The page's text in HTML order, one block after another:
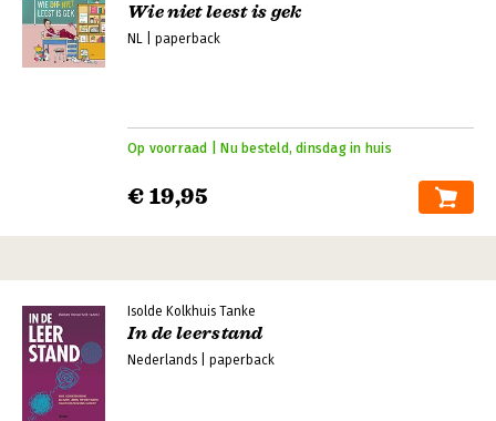
Wie niet leest is gek
NL | paperback
Op voorraad | Nu besteld, dinsdag in huis
€ 19,95
Isolde Kolkhuis Tanke
In de leerstand
Nederlands | paperback